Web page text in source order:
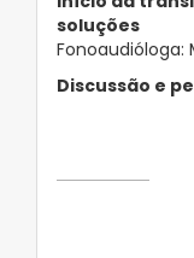
soluções
Fonoaudióloga:
Discussão e